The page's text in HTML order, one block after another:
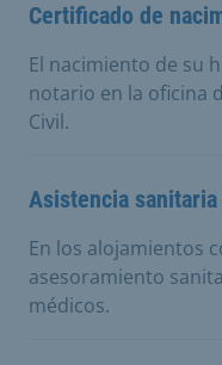
Certificado de
El nacimiento de su
notario en la oficina
Civil.
Asistencia
En los alojamientos
asesoramiento
médicos.